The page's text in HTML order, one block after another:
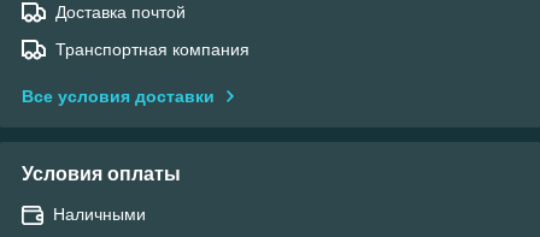
Доставка почтой
Транспортная компания
Все условия доставки
Условия оплаты
Наличными